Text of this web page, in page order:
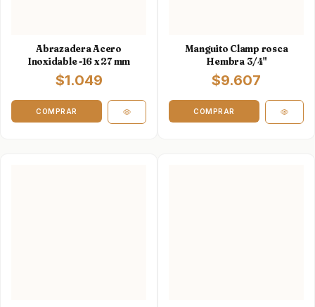
Abrazadera Acero
Inoxidable -16 x 27 mm
$1.049
Manguito Clamp rosca
Hembra 3/4"
$9.607